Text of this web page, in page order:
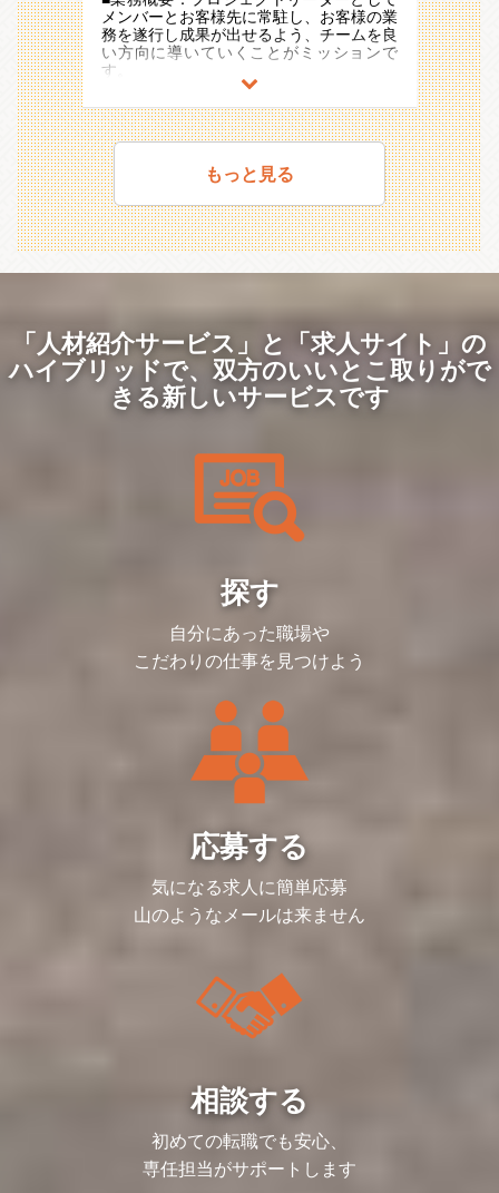
択することができます。
担当職種の変更の範囲：会社の定める職種
（出向を命じることがあり、その場合は出
が可能です。
・経理領域はこれから立ち上げのため、研
修企画やメンバー集めなど、裁量を持って
推進いただけます。
■ビジネスオーナーのメッセージ：
私はこれから日本で経済格差が広がると考
えています。このままでは今より暗い表情
をした方が増えるかもしれないと思い、こ
の事業を構想しました。
もちろん自社の本流ビジネスにも相乗効果
が得られる内容になっており、経営からの
期待も大きいです。
そのビジネスを一緒に立ち上げてくれるメ
ンバーの募集になります。ぜひよろしくお
願いします。
約5兆円の巨大規模を誇るBPO市場に対
し、新規事業の切り口から「人と組織の生
産性向上」をミッションとし、世の中の
「はたらく」の変革を目指しています。
新規事業に取り組んでいることもあり、チ
ャレンジに寛容な組織で、所属する大半の
く、フラットな組織体制です。
働き方も基本はフルフレックス・フルリモ
ートととても自由度の高い環境となってい
契約期間の条件等 ■担当職種の変更の範
があり、その場合は出向先の定める職種）
3. PL管理
受注登録/請求業務
PLの取りまとめ、並びに事業部内レポー
＜入社後イメージ＞
まずは、SEEDS COMPANYにおける現状
の受注登録/請求業務、PL管理についてキ
ャッチアップいただきます。
運用できる状態になれば、月次・年次決算
務や対外とのやり取り含め、一人称で対応
していただきます。
・社内で唯一の経理担当者として、事業部
与える機会があります。
・経営戦略の策定から実行まで幅広く関与
していただきます。自由度の高い環境で、
あなたのアイデアを積極的に取り入れ、実
行に移すことができます。
・決算、税務、管理会計など、経理業務全
・将来的な経理チーム拡大に伴い、マネー
ジャーへのステップアップも視野に入れる
ことができます。
SEEDS COMPANYのは、親会社の安定基
盤を活かしつつ、ベンチャー精神で新しい
テクノロジーで人と仕事を繋ぐ新しい未来
を創造する私たちと共に、経理のプロフェ
レンジしませんか？
あなたの経験とスキルが、次世代の採用プ
ラットフォームを生み出す原動力となりま
メンバーとお客様先に常駐し、お客様の業
務を遂行し成果が出せるよう、チームを良
い方向に導いていくことがミッションで
す。
当社ではお客様の業務を代行する『アウト
ソーシング』を展開しており、大手企業・
官公庁の事務業務をメインに代行していま
す。
【プロジェクト例】
・様々な部⾨の事務・庶務・サポート業
務
・官公庁（役所）の窓⼝業務・事務処理
・事務センターでのデータ処理業務
※ご経験や適性により配属先プロジェクト
を決定します。
■業務詳細：
・チームの運営（顧客やメンバーとのコミ
ュニケーションなど）
・業務マニュアルや⽇々の報告書、研修資
・お客様や上長との打ち合わせ
・顧客への報告、業務改善の提案
※ゆくゆくはプロジェクトマネージャーと
プアップすることも可能です。
■⼊社後の流れ：
まずは会社のことや業界のことを学ぶ機会
として、入社時研修を実施します。
研修が終了後はプロジェクトに配属され、
OJTで業務を習得した後も、定期的に研修
を実施予定です。
業務内容とリーダーとしての役割を理解
し、次は「⾃⾝のチーム」を管理します。
リーダーとしてプロジェクトを任された後
も、成功事例の共有会の開催や、マネージ
ど、サポート体制は整っています。
そのため未経験者でも⼀⼈前になるまで成
■入社後イメージ
まずは他のリーダーと共にプロジェクトに
その後リーダーとしての業務を覚えていた
だき、半年~1年後で一人前を目指してい
ただくようなイメージです。質問しやすい
環境もありますのでご安心ください。
就業場所の変更範囲：限定された範囲内に
おいての変更の可能性あり
（限定された範囲内とは、就業規則に定め
る地域区分により、原則として、特定の地
域およびその地域と隣接する都道府県をそ
の対象とする）
もっと見る
「人材紹介サービス」と「求人サイト」の
ハイブリッドで、 双方のいいとこ取りがで
きる新しいサービスです
探す
自分にあった職場や
こだわりの仕事を見つけよう
応募する
気になる求人に簡単応募
山のようなメールは来ません
相談する
初めての転職でも安心、
専任担当がサポートします